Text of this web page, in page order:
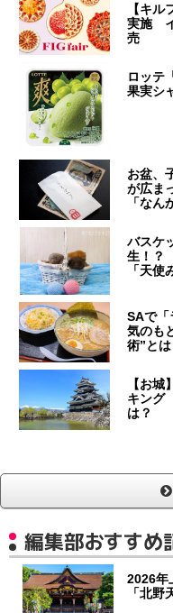
【キ
実施
売
ロッテ
果実シ
お盆、
が広ま
「な
バスケ
生！？
「天使
SAで「
気のも
術”と
【お
キング
は？
編集部おすすめ
2026
「北